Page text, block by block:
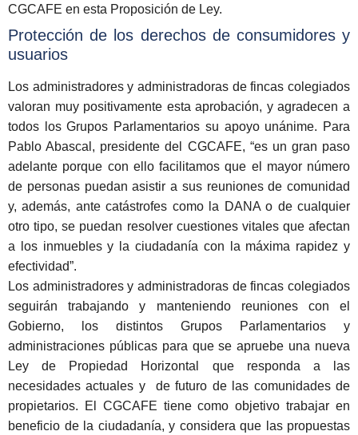
CGCAFE en esta Proposición de Ley.
Protección de los derechos de consumidores y
usuarios
Los administradores y administradoras de fincas colegiados
valoran muy positivamente esta aprobación, y agradecen a
todos los Grupos Parlamentarios su apoyo unánime. Para
Pablo Abascal, presidente del CGCAFE, “es un gran paso
adelante porque con ello facilitamos que el mayor número
de personas puedan asistir a sus reuniones de comunidad
y, además, ante catástrofes como la DANA o de cualquier
otro tipo, se puedan resolver cuestiones vitales que afectan
a los inmuebles y la ciudadanía con la máxima rapidez y
efectividad”.
Los administradores y administradoras de fincas colegiados
seguirán trabajando y manteniendo reuniones con el
Gobierno, los distintos Grupos Parlamentarios y
administraciones públicas para que se apruebe una nueva
Ley de Propiedad Horizontal que responda a las
necesidades actuales y de futuro de las comunidades de
propietarios. El CGCAFE tiene como objetivo trabajar en
beneficio de la ciudadanía, y considera que las propuestas